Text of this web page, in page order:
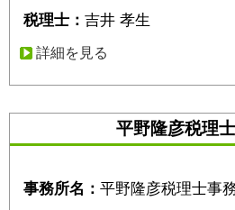
税理士： 吉井 孝生
詳細を見る
平野隆彦税理
事務所名： 平野隆彦税理士事